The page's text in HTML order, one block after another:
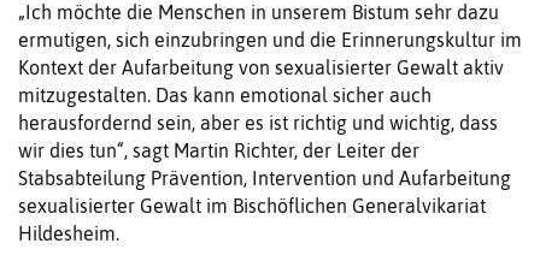
„Ich möchte die Menschen in unserem Bistum sehr dazu
ermutigen, sich einzubringen und die Erinnerungskultur im
Kontext der Aufarbeitung von sexualisierter Gewalt aktiv
mitzugestalten. Das kann emotional sicher auch
herausfordernd sein, aber es ist richtig und wichtig, dass
wir dies tun“, sagt Martin Richter, der Leiter der
Stabsabteilung Prävention, Intervention und Aufarbeitung
sexualisierter Gewalt im Bischöflichen Generalvikariat
Hildesheim.